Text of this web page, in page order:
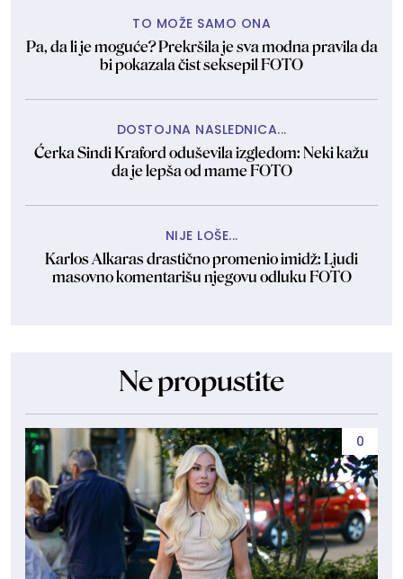
TO MOŽE SAMO ONA
Pa, da li je moguće? Prekršila je sva modna pravila da
bi pokazala čist seksepil FOTO
DOSTOJNA NASLEDNICA...
Ćerka Sindi Kraford oduševila izgledom: Neki kažu
da je lepša od mame FOTO
NIJE LOŠE...
Karlos Alkaras drastično promenio imidž: Ljudi
masovno komentarišu njegovu odluku FOTO
Ne propustite
0